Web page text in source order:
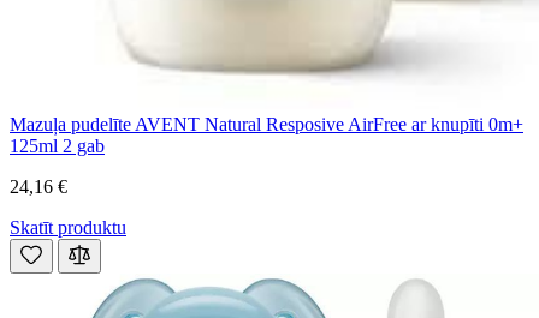
Mazuļa pudelīte AVENT Natural Resposive AirFree ar knupīti 0m+
125ml 2 gab
24,16 €
Skatīt produktu